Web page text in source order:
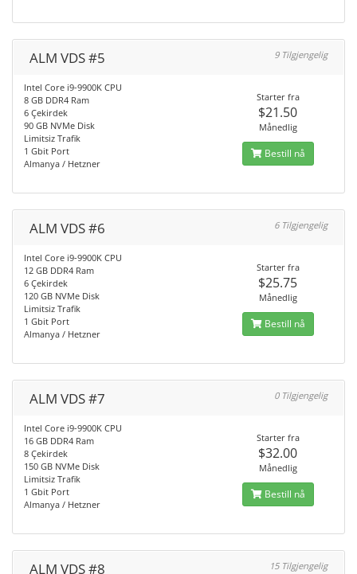
ALM VDS #5 9 Tilgjengelig
Intel Core i9-9900K CPU
8 GB DDR4 Ram
6 Çekirdek
90 GB NVMe Disk
Limitsiz Trafik
1 Gbit Port
Almanya / Hetzner
Starter fra
$21.50
Månedlig
Bestill nå
ALM VDS #6 6 Tilgjengelig
Intel Core i9-9900K CPU
12 GB DDR4 Ram
6 Çekirdek
120 GB NVMe Disk
Limitsiz Trafik
1 Gbit Port
Almanya / Hetzner
Starter fra
$25.75
Månedlig
Bestill nå
ALM VDS #7 0 Tilgjengelig
Intel Core i9-9900K CPU
16 GB DDR4 Ram
8 Çekirdek
150 GB NVMe Disk
Limitsiz Trafik
1 Gbit Port
Almanya / Hetzner
Starter fra
$32.00
Månedlig
Bestill nå
ALM VDS #8 15 Tilgjengelig